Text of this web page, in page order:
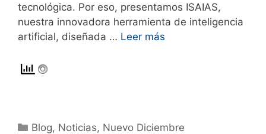
tecnológica. Por eso, presentamos ISAIAS,
nuestra innovadora herramienta de inteligencia
artificial, diseñada … Leer más
Blog, Noticias, Nuevo Diciembre